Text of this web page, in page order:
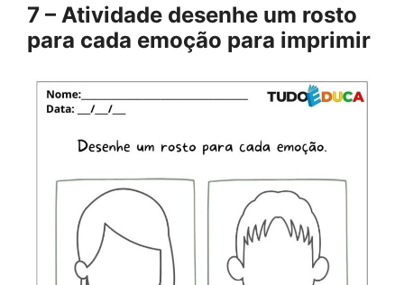
7 – Atividade desenhe um rosto
para cada emoção para imprimir